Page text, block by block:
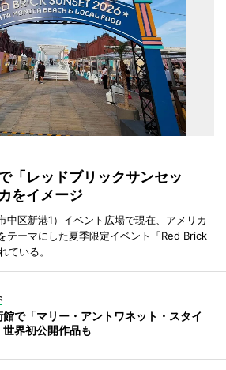
「レッドブリックサンセッ
をイメージ
中区新港1）イベント広場で現在、アメリカ
テーマにした夏季限定イベント「Red Brick
ている。
で「マリー・アントワネット・スタイ
界初公開作品も